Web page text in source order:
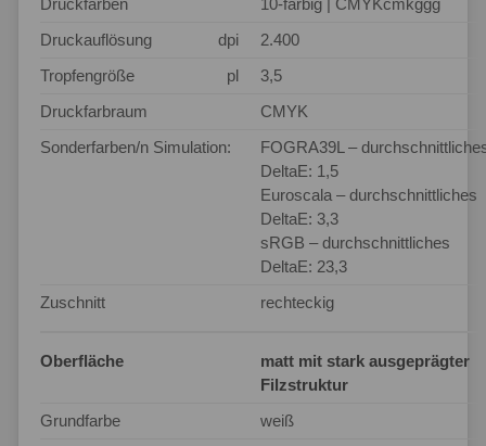
Druckfarben
10-farbig | CMYKcmkggg
Druckauflösung
dpi
2.400
Tropfengröße
pl
3,5
Druckfarbraum
CMYK
Sonderfarben/n Simulation:
FOGRA39L –
DeltaE: 1,5
Euroscala – durchschnittliches
DeltaE: 3,3
sRGB – durchschnittliches
DeltaE: 23,3
Zuschnitt
rechteckig
Oberfläche
matt mit stark ausgeprägter
Filzstruktur
Grundfarbe
weiß